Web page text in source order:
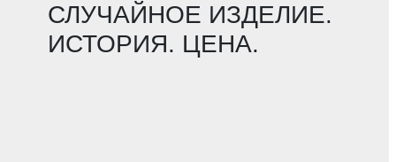
СЛУЧАЙНОЕ ИЗДЕЛИЕ.
ИСТОРИЯ. ЦЕНА.